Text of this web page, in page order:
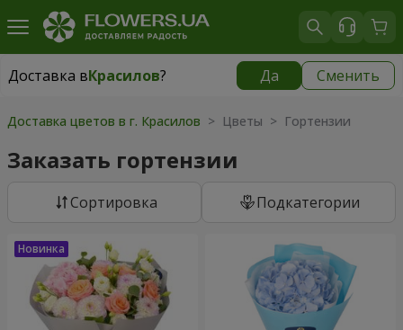
Доставка вКрасилов? Да Сменить
Доставка вКрасилов|
Доставка цветов в г. Красилов > Цветы > Гортензии
Заказать гортензии
Cортировка Подкатегории